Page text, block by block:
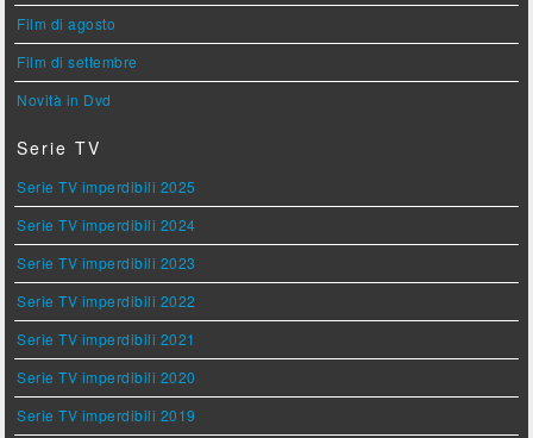
Film di agosto
Film di settembre
Novità in Dvd
Serie TV
Serie TV imperdibili 2025
Serie TV imperdibili 2024
Serie TV imperdibili 2023
Serie TV imperdibili 2022
Serie TV imperdibili 2021
Serie TV imperdibili 2020
Serie TV imperdibili 2019